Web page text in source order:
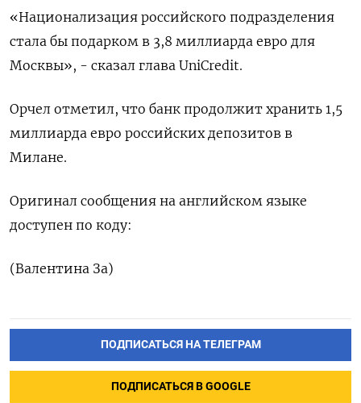
«Национализация российского подразделения
стала бы подарком в 3,8 миллиарда евро для
Москвы», - сказал глава UniCredit.
Орчел отметил, что банк продолжит хранить 1,5
миллиарда евро российских депозитов в
Милане.
Оригинал сообщения на английском языке
доступен по коду:
(Валентина За)
ПОДПИСАТЬСЯ НА ТЕЛЕГРАМ
ПОДПИСАТЬСЯ В GOOGLE